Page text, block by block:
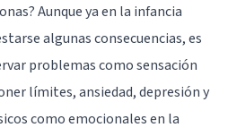
Aunque ya en la infancia
algunas consecuencias, es
problemas como sensación
límites, ansiedad, depresión y
como emocionales en la